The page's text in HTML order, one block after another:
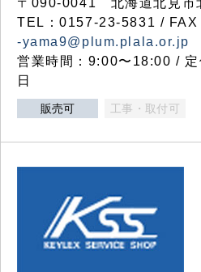
〒090-0041 北海道北見市
TEL：0157-23-5831 /
-yama9@plum.plala.or.jp
営業時間：9:00〜18:00 / 定
日
販売可 工事・取付可